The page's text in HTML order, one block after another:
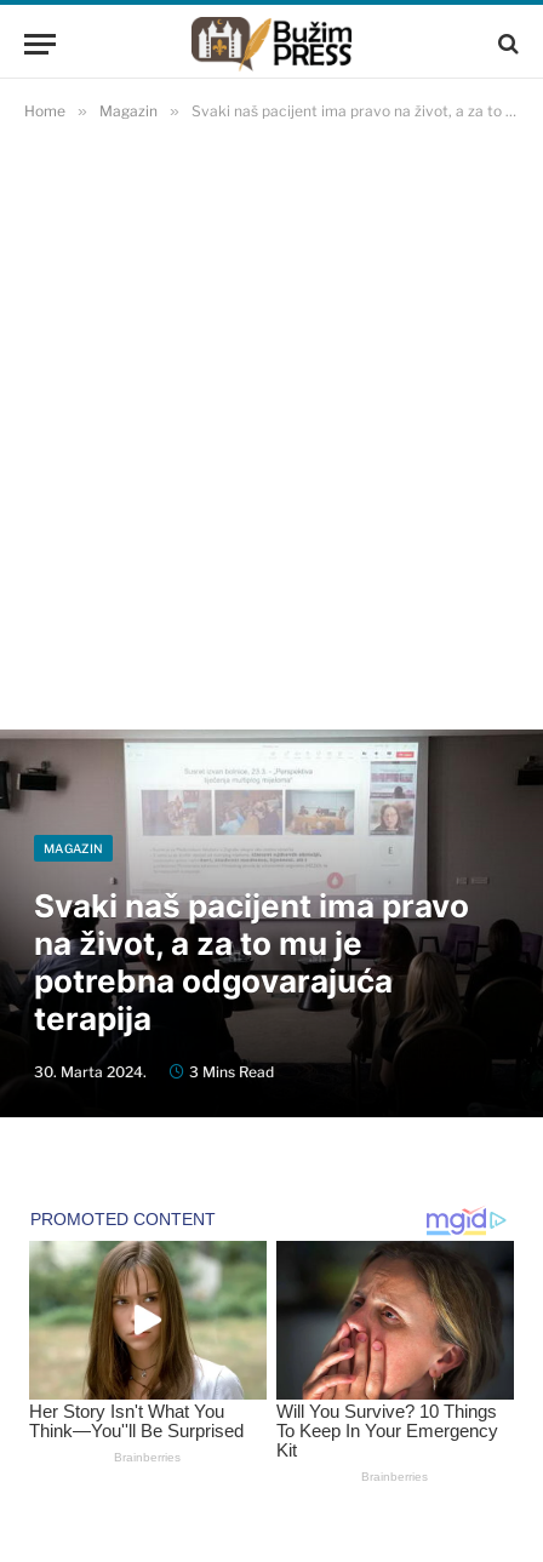
Home » Magazin » Svaki naš pacijent ima pravo na život, a za to mu je potrebna odgovarajuća terapija
MAGAZIN
Svaki naš pacijent ima pravo
na život, a za to mu je
potrebna odgovarajuća
terapija
30. Marta 2024. 3 Mins Read